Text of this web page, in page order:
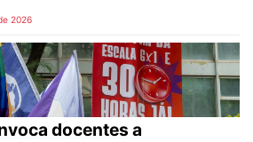
2026
docentes a